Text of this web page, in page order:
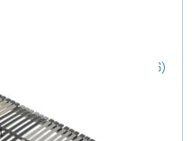
cm (186)